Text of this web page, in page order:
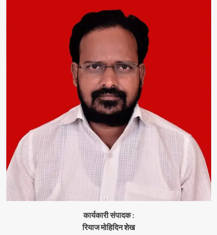
कार्यकारी संपादक :
रियाज मोहिदिन शेख